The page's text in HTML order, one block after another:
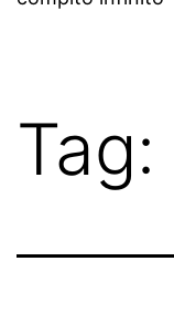
Tag: